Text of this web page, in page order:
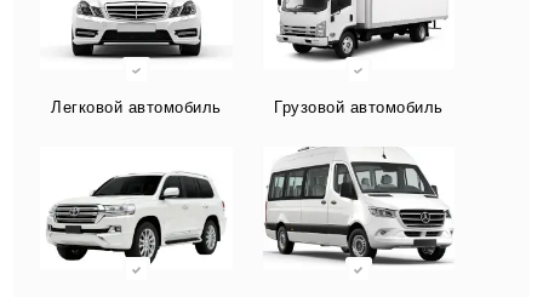
Легковой автомобиль Грузовой автомобиль